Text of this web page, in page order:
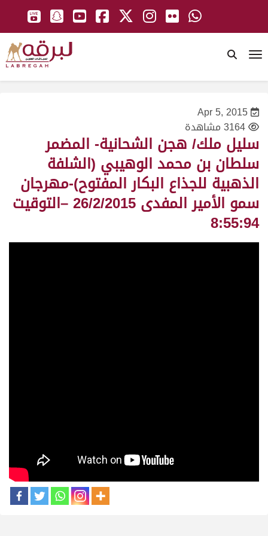
Apr 5, 2015
3164 مشاهدة
سليل ملك/ هجن الشحانية- المضمر
سلطان بن محمد الوهيبي (الشلفة
الذهبية للجذاع البكار المفتوح)-مهرجان
سمو الأمير المفدى 26/2/2015 –التوقيت
8:55:94